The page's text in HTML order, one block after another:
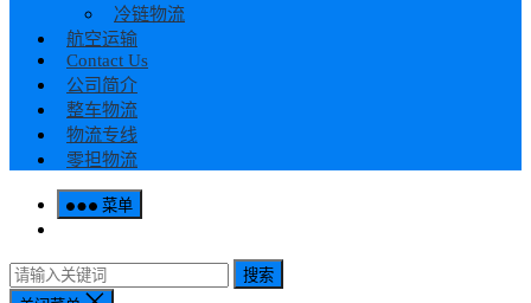
冷链物流
航空运输
Contact Us
公司简介
整车物流
物流专线
零担物流
菜单
搜索